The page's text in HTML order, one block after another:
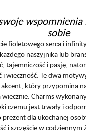
wspomnienia
sobie
fioletowego serca i
naszyjnika lub
tajemniczość i pasję,
i wieczność. Te dwa
który przypomina
wiecznie. Charms
czemu jest trwały i
prezent dla ukochanej
i szczęście w